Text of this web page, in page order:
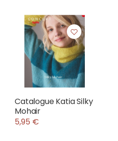
Catalogue Katia Silky
Mohair
5,95 €